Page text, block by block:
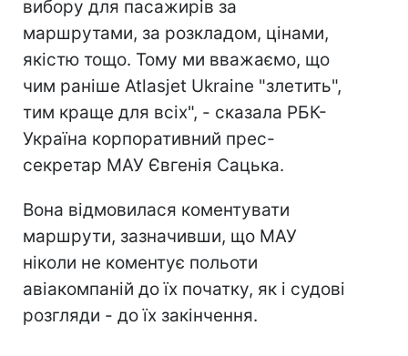
вибору для пасажирів за
маршрутами, за розкладом, цінами,
якістю тощо. Тому ми вважаємо, що
чим раніше Atlasjet Ukraine "злетить",
тим краще для всіх", - сказала РБК-
Україна корпоративний прес-
секретар МАУ Євгенія Сацька.
Вона відмовилася коментувати
маршрути, зазначивши, що МАУ
ніколи не коментує польоти
авіакомпаній до їх початку, як і судові
розгляди - до їх закінчення.